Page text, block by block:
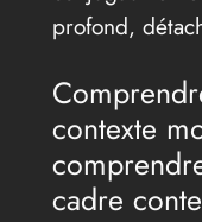
profond,
contexte
cadre